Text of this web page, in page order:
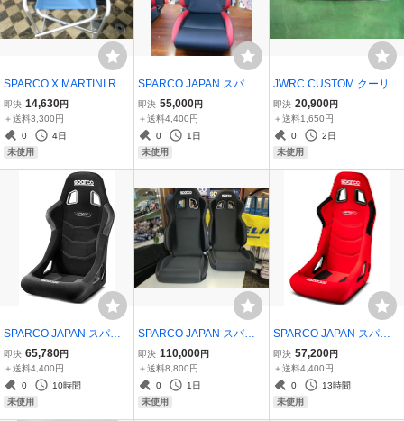
SPARCO X MARTINI RA
CING パドックチェア（ブ
ルー）1脚 背にMartini Ra
cing ストライプ入り お取
り寄せ品
即決 14,630円
＋送料3,300円
0
4日
未使用
SPARCO JAPAN スパル
コ R100J リクライングバ
ケットシート 1脚 黒／赤
国内正規品＆メーカー直
送
即決 55,000円
＋送料4,400円
0
1日
未使用
JWRC CUSTOM クーリン
グスポーツグリル スズキ
スイフトスポーツ ZC31S
型専用
即決 20,900円
＋送料1,650円
0
2日
未使用
SPARCO JAPAN スパル
コ SPRINT+L 大きめバケ
ットシート 1脚 黒/ファブ
リック お取寄品 国内正規
品＆メーカー直送
即決 65,780円
＋送料4,400円
0
10時間
未使用
SPARCO JAPAN スパル
コ R100J リクライングバ
ケットシート 2脚セット
黒/黒 国内正規品＆メーカ
ー直送
即決 110,000円
＋送料8,800円
0
1日
未使用
SPARCO JAPAN スパル
コ SPRINT+ バケットシー
ト 1脚 赤/ファブリック お
取寄品 国内正規品＆メー
カー直送
即決 57,200円
＋送料4,400円
0
13時間
未使用